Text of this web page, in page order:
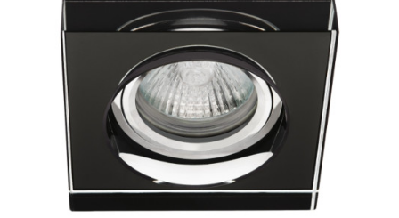
Предметы
интерьера
Светильники
Светодиодная
подсветка